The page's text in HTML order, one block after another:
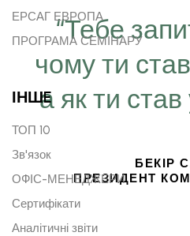
“Тебе
чому ти
а як ти
БЕКІР
ПРЕЗИДЕНТ
ЕРСАГ ЕВРОПА
ПРОГРАМА СЕМІНАРУ
ІНШE
ТОП 10
Зв'язок
ОФІС-МЕНЕДЖЕРИ
Сертифікати
Аналітичні звіти